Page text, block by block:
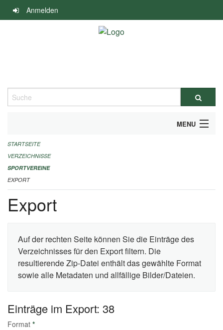
Navigation
überspringen
Anmelden
Suche
MENU
ALLGEMEINE INFORMATIONEN
FINANZIELLE UNTERSTÜTZUNG BENÖTIGT?
KONTAKT
STARTSEITE
VERZEICHNISSE
SPORTVEREINE
EXPORT
Export
Auf der rechten Seite können Sie die Einträge des
Verzeichnisses für den Export filtern. Die
resultierende Zip-Datei enthält das gewählte Format
sowie alle Metadaten und allfällige Bilder/Dateien.
Einträge im Export: 38
Format *